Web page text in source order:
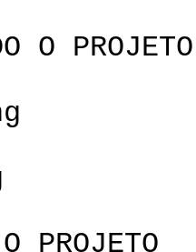
O PROJETO
PROJETO